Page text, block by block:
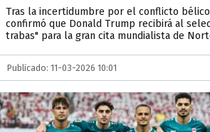
Tras la incertidumbre por el conflicto
confirmó que Donald Trump recibirá al
trabas" para la gran cita mundialista de
Publicado: 11-03-2026 10:01